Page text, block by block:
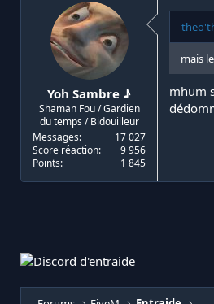
Yoh Sambre ♪
Shaman Fou / Gardien
du temps / Bidouilleur
Messages
17 027
Score réaction
9 956
Points
1 845
mais
mhum